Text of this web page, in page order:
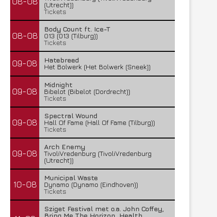
(Utrecht))
Tickets
08-08
Body Count ft. Ice-T
013 (013 (Tilburg))
Tickets
09-08
Hatebreed
Het Bolwerk (Het Bolwerk (Sneek))
09-08
Midnight
Bibelot (Bibelot (Dordrecht))
Tickets
09-08
Spectral Wound
Hall Of Fame (Hall Of Fame (Tilburg))
Tickets
09-08
Arch Enemy
TivoliVredenburg (TivoliVredenburg
(Utrecht))
10-08
Municipal Waste
Dynamo (Dynamo (Eindhoven))
Tickets
Sziget Festival met o.a. John Coffey,
Bring Me The Horizon, Health